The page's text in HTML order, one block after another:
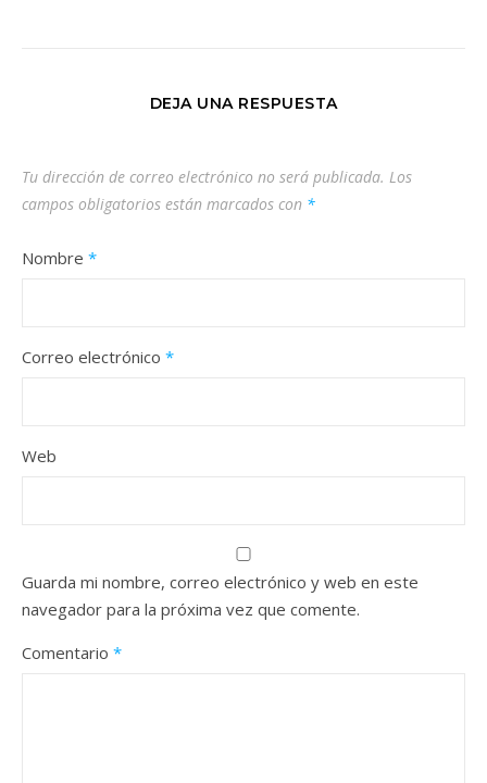
DEJA UNA RESPUESTA
Tu dirección de correo electrónico no será publicada. Los
campos obligatorios están marcados con *
Nombre *
Correo electrónico *
Web
Guarda mi nombre, correo electrónico y web en este
navegador para la próxima vez que comente.
Comentario *